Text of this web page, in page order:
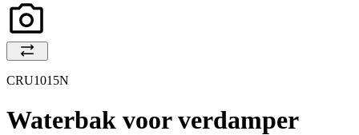
CRU1015N
Waterbak voor verdamper